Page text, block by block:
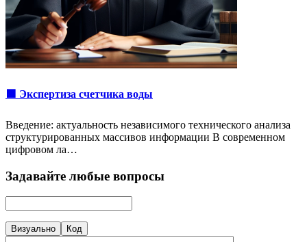
🟩 Экспертиза счетчика воды
Введение: актуальность независимого технического анализа
структурированных массивов информации В современном
цифровом ла…
Задавайте любые вопросы
Визуально Код